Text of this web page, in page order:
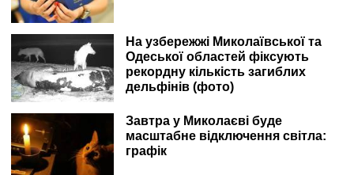
На узбережжі Миколаївської та
Одеської областей фіксують
рекордну кількість загиблих
дельфінів (фото)
Завтра у Миколаєві буде
масштабне відключення світла:
графік